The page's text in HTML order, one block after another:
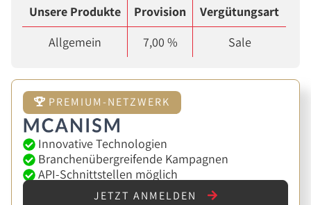
Unsere Produkte Provision
Vergütungsart
Allgemein
7,00 % Sale
PREMIUM-NETZWERK
Innovative Technologien
Branchenübergreifende Kampagnen
API-Schnittstellen möglich
JETZT ANMELDEN